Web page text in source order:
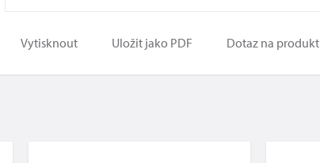
Vytisknout Uložit jako PDF Dotaz na produkt